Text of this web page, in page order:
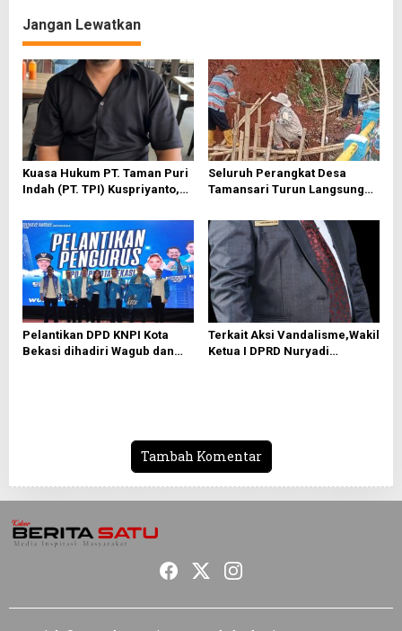
s
i
p
o
s
Jangan Lewatkan
Kuasa Hukum PT. Taman Puri
Indah (PT. TPI) Kuspriyanto,
Tanggal 7 bulan ini Tetap
Akan dilakukan Eksekusi”
Seluruh Perangkat Desa
Tamansari Turun Langsung
Tanjakkan Tampian
Pelantikan DPD KNPI Kota
Bekasi dihadiri Wagub dan
Terkait Aksi Vandalisme,Wakil
Ketua I DPRD Nuryadi
Tambah Komentar